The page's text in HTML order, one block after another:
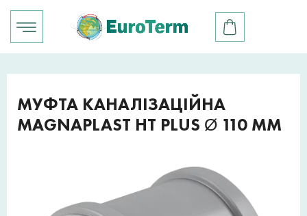
МУФТА КАНАЛІЗАЦІЙНА
MAGNAPLAST HT PLUS Ø 110 ММ